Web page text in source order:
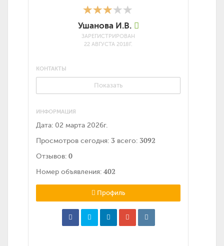
Ушанова И.В.
ЗАРЕГИСТРИРОВАН
22 АВГУСТА 2018Г.
КОНТАКТЫ
Показать
ИНФОРМАЦИЯ
Дата: 02 марта 2026г.
Просмотров сегодня: 3 всего: 3092
Отзывов: 0
Номер объявления: 402
Профиль